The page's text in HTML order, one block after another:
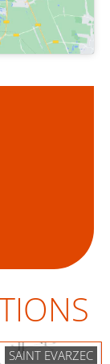
SAINT EVARZEC